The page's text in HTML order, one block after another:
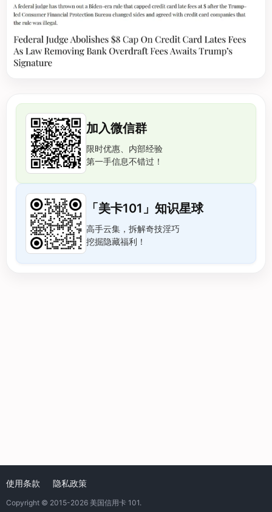
加入微信群
限时优惠、内部经验
第一手信息不错过！
「美卡101」知识星球
高手云集，拆解奇技淫巧
挖掘隐藏福利！
使用条款 隐私政策
Copyright © 2015-2026 美国信用卡 101.